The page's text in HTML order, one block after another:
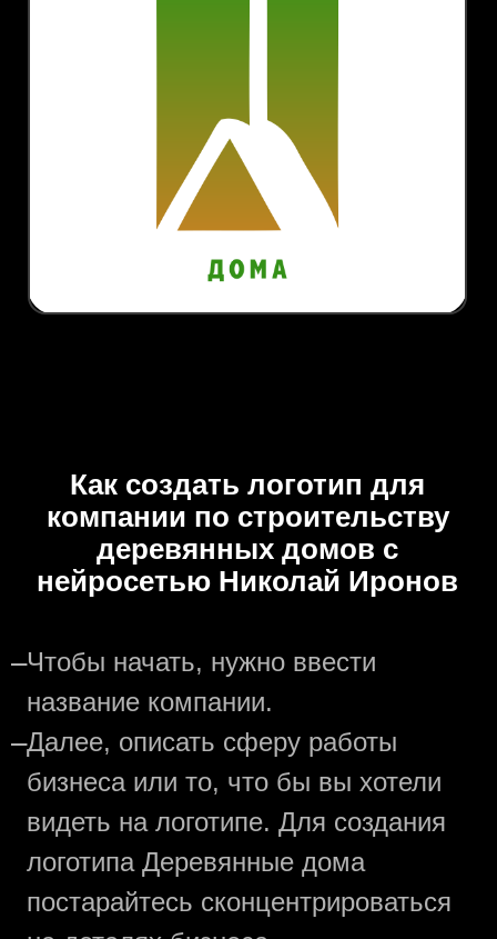
Как создать логотип для
компании по строительству
деревянных домов с
нейросетью Николай Иронов
—Чтобы начать, нужно ввести
название компании.
—Далее, описать сферу работы
бизнеса или то, что бы вы хотели
видеть на логотипе. Для создания
логотипа Деревянные дома
постарайтесь сконцентрироваться